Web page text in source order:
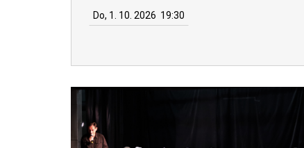
Do, 1. 10. 2026 19:30